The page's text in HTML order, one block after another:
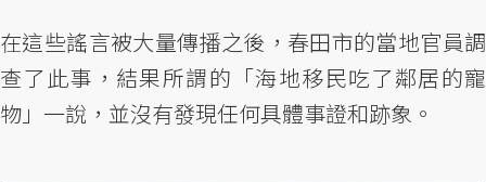
在這些謠言被大量傳播之後，春田市的當地官員調
查了此事，結果所謂的「海地移民吃了鄰居的寵
物」一說，並沒有發現任何具體事證和跡象。